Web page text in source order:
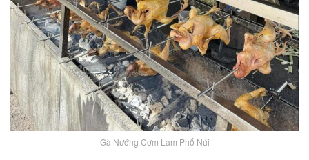
Gà Nướng Cơm Lam Phố Núi